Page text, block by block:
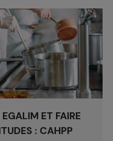
ET FAIRE
: CAHPP